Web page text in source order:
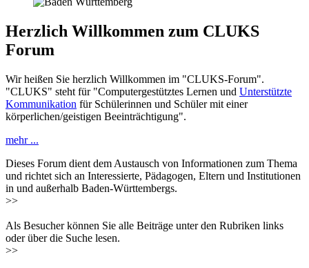
Herzlich Willkommen zum CLUKS
Forum
Wir heißen Sie herzlich Willkommen im "CLUKS-Forum".
"CLUKS" steht für "Computergestütztes Lernen und Unterstützte
Kommunikation für Schülerinnen und Schüler mit einer
körperlichen/geistigen Beeinträchtigung".
mehr ...
Dieses Forum dient dem Austausch von Informationen zum Thema
und richtet sich an Interessierte, Pädagogen, Eltern und Institutionen
in und außerhalb Baden-Württembergs.
>>
Als Besucher können Sie alle Beiträge unter den Rubriken links
oder über die Suche lesen.
>>